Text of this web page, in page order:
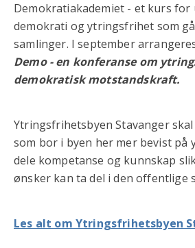
Demokratiakademiet - et kurs for
demokrati og ytringsfrihet som
samlinger. I september
Demo - en konferanse om
demokratisk motstandskraft.
Ytringsfrihetsbyen Stavanger
som bor i byen her mer bevist
dele kompetanse og kunnskap
ønsker kan ta del i den offentlige
Les alt om Ytringsfrihetsbyen